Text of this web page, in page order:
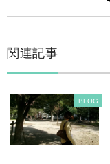
関連記事
BLOG